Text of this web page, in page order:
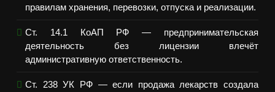
правилам хранения, перевозки, отпуска и реализации.
Ст. 14.1 КоАП РФ — предпринимательская
деятельность без лицензии влечёт
административную ответственность.
Ст. 238 УК РФ — если продажа лекарств создала